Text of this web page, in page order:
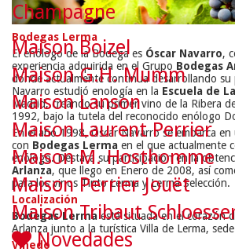
Bodegas Lerma
El enólogo de la Bodega es Óscar Navarro,
experiencia adquirida en el Grupo Bodegas
donde actualmente continua desarrollando su
Navarro estudió enología en la Escuela de
Madrid, creando su primer vino de la Ribera
1992, bajo la tutela del reconocido enólogo
En el año 1998, Óscar Navarro se embarca
con Bodegas Lerma en el que actualmente
enólogo. Destaca su participación en la
Arlanza, que llego en Enero de 2008, así
para los vinos Tinto Lerma y Lerma Selección.
Localización
Bodegas Lerma está situada en el corazón
Arlanza junto a la turística Villa de Lerma,
Viñedo
Champagne
Maison Boizel
Maison G.H. Mumm
Maison Lanson
Maison Laurent Perrier
Maison M. Hosthomme
Maison Perrier Jouët
Maison Tribaut
Novedades